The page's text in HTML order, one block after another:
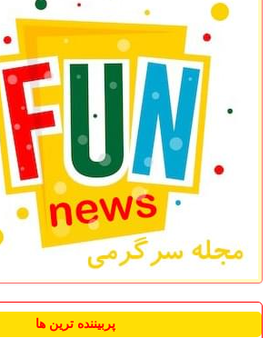
پربیننده ترین ها